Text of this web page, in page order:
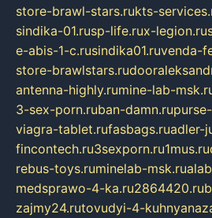
store-brawl-stars.rukts-
sindika-01.rusp-life.rux-legion.ru
e-abis-1-c.rusindika01.ruvenda-
store-brawlstars.ru
antenna-highly.rumine-lab-
3-sex-porn.ruban-damn.ru
viagra-tablet.rufasbags.ruadler-
fincontech.ru3sexporn.ru1mus.ru
rebus-toys.ruminelab-msk.ru
medsprawo-4-ka.ru2864420.ru
zajmy24.rutovudyi-4-